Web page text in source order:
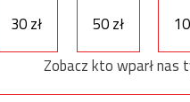
30 zł
50 zł
Zobacz kto wparł nas